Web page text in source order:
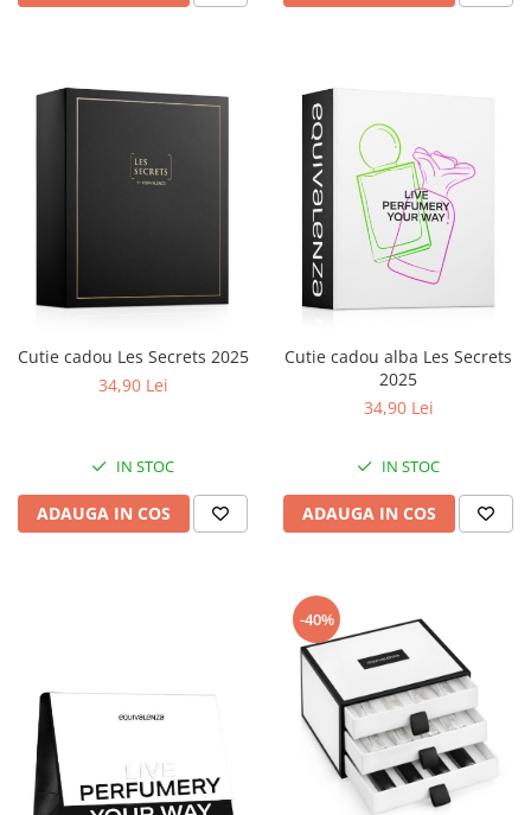
Cutie cadou Les Secrets 2025
34,90 Lei
IN STOC
ADAUGA IN COS
Cutie cadou alba Les Secrets
2025
34,90 Lei
IN STOC
ADAUGA IN COS
-40%